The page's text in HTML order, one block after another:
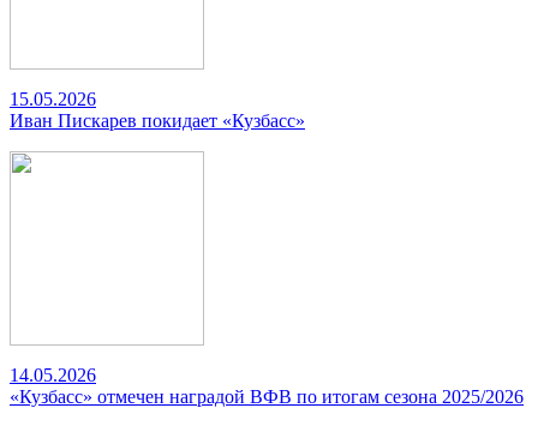
15.05.2026
Иван Пискарев покидает «Кузбасс»
14.05.2026
«Кузбасс» отмечен наградой ВФВ по итогам сезона 2025/2026